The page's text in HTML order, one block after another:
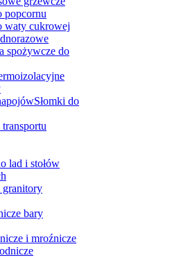
popcornu
waty cukrowej
spożywcze do
do
lad i stołów
granitory
bary
i mroźnicze